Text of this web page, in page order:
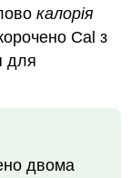
калорія
Cal з
для
двома